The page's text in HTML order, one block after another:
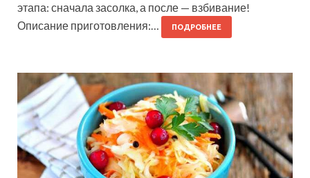
этапа: сначала засолка, а после — взбивание!
Описание приготовления:…
ПОДРОБНЕЕ